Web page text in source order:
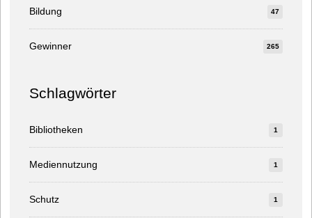
Bildung 47
Gewinner 265
Schlagwörter
Bibliotheken 1
Mediennutzung 1
Schutz 1